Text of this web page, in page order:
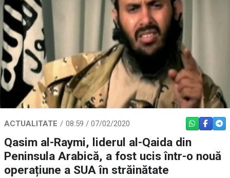
ACTUALITATE 08:59 / 07/02/2020 WHATSAPP
Qasim al-Raymi, liderul al-Qaida din
Peninsula Arabică, a fost ucis într-o nouă
operațiune a SUA în străinătate